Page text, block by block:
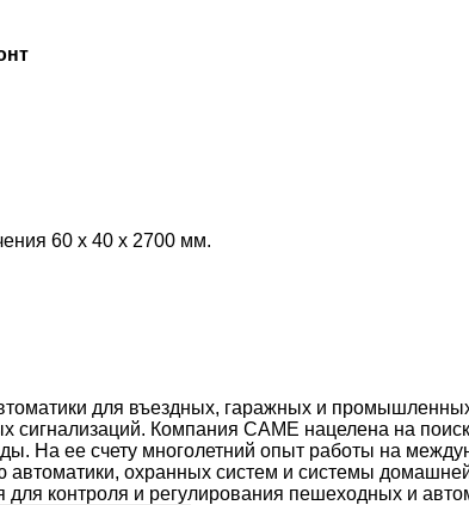
60 х 40 х 2700 мм.
для въездных, гаражных и
сигнализаций. Компания CAME нацелена на
На ее счету многолетний опыт работы на
охранных систем и системы
контроля и регулирования пешеходных и